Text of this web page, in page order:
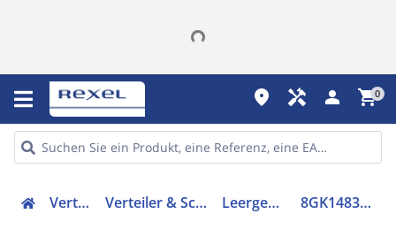
place handyman person shopping_cart0
Verteiler Verteiler & Schränke Leergehäuse 8GK14838KP15